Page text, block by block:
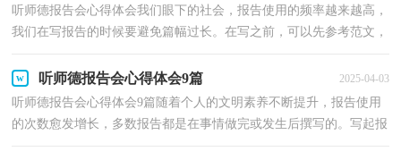
听师德报告会心得体会我们眼下的社会，报告使用的频率越来越高，
我们在写报告的时候要避免篇幅过长。在写之前，可以先参考范文，
听师德报告会心得体会9篇 2025-04-03
听师德报告会心得体会9篇随着个人的文明素养不断提升，报告使用
的次数愈发增长，多数报告都是在事情做完或发生后撰写的。写起报